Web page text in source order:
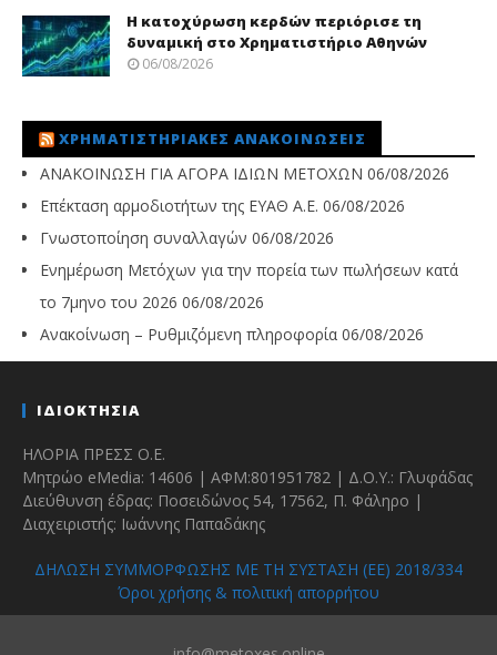
Η κατοχύρωση κερδών περιόρισε τη
δυναμική στο Χρηματιστήριο Αθηνών
06/08/2026
ΧΡΗΜΑΤΙΣΤΗΡΙΑΚΈΣ ΑΝΑΚΟΙΝΏΣΕΙΣ
ΑΝΑΚΟΙΝΩΣΗ ΓΙΑ ΑΓΟΡΑ ΙΔΙΩΝ ΜΕΤΟΧΩΝ 06/08/2026
Επέκταση αρμοδιοτήτων της ΕΥΑΘ Α.Ε. 06/08/2026
Γνωστοποίηση συναλλαγών 06/08/2026
Ενημέρωση Μετόχων για την πορεία των πωλήσεων κατά
το 7μηνο του 2026 06/08/2026
Ανακοίνωση – Ρυθμιζόμενη πληροφορία 06/08/2026
ΙΔΙΟΚΤΗΣΙΑ
ΗΛΟΡΙΑ ΠΡΕΣΣ Ο.Ε.
Μητρώο eMedia: 14606 | ΑΦΜ:801951782 | Δ.Ο.Υ.: Γλυφάδας
Διεύθυνση έδρας: Ποσειδώνος 54, 17562, Π. Φάληρο |
Διαχειριστής: Ιωάννης Παπαδάκης
ΔΗΛΩΣΗ ΣΥΜΜΟΡΦΩΣΗΣ ΜΕ ΤΗ ΣΥΣΤΑΣΗ (ΕΕ) 2018/334
Όροι χρήσης & πολιτική απορρήτου